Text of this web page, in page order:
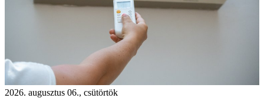
2026. augusztus 06., csütörtök